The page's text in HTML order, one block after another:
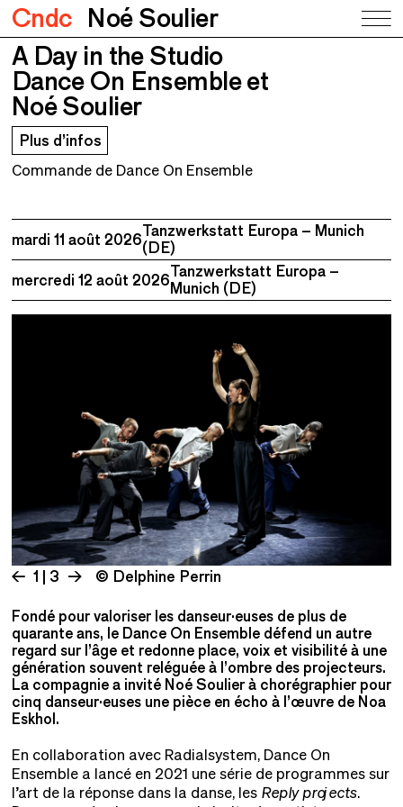
Cndc Noé Soulier
A Day in the Studio
Dance On Ensemble et Noé Soulier
A Day in the Studio
Dance On Ensemble et
Noé Soulier
Plus d’infos
Commande de Dance On Ensemble
mardi 11 août 2026Tanzwerkstatt Europa – Munich
(DE)
mercredi 12 août 2026Tanzwerkstatt Europa –
Munich (DE)
1 | 3 © Delphine Perrin
Fondé pour valoriser les danseur·euses de plus de
quarante ans, le Dance On Ensemble défend un autre
regard sur l’âge et redonne place, voix et visibilité à une
génération souvent reléguée à l’ombre des projecteurs.
La compagnie a invité Noé Soulier à chorégraphier pour
cinq danseur·euses une pièce en écho à l’œuvre de Noa
Eskhol.
En collaboration avec Radialsystem, Dance On
Ensemble a lancé en 2021 une série de programmes sur
l’art de la réponse dans la danse, les Reply projects.